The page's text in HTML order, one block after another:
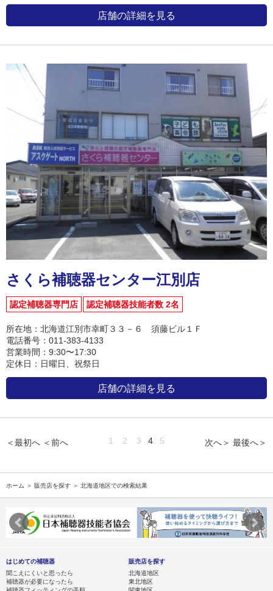
店舗の詳細を見る
さくら補聴器センター江別店
認定補聴器専門店 認定補聴器技能者数 2名
所在地：北海道江別市幸町３３－６ 須藤ビル１Ｆ
電話番号：011-383-4133
営業時間：9:30〜17:30
定休日：日曜日、祝祭日
店舗の詳細を見る
＜最初へ ＜前へ 次へ＞ 最後へ＞
1 2 3 4 5
ホーム ＞ 販売店を探す ＞ 北海道地区での検索結果
はじめての補聴器
聞こえにくいと思ったら
補聴器が必要になったら
販売店を探す
北海道地区
東北地区